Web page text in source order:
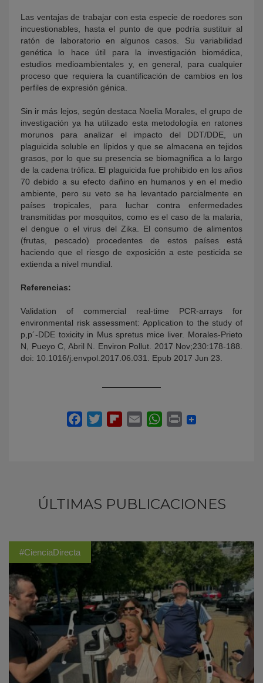
Las ventajas de trabajar con esta especie de roedores son
incuestionables, hasta el punto de que podría sustituir al
ratón de laboratorio en algunos casos. Su variabilidad
genética lo hace útil para la investigación biomédica,
estudios medioambientales y, en general, para cualquier
proceso que requiera la cuantificación de cambios en los
perfiles de expresión génica.
Sin ir más lejos, según destaca Noelia Morales, el grupo de
investigación ya ha utilizado esta metodología en ratones
morunos para analizar el impacto del DDT/DDE, un
plaguicida soluble en lípidos y que se almacena en tejidos
grasos, por lo que su presencia se biomagnifica a lo largo
de la cadena trófica. El plaguicida fue prohibido en los años
70 debido a su efecto dañino en humanos y en el medio
ambiente, pero su veto se ha levantado parcialmente en
países tropicales, para luchar contra enfermedades
transmitidas por mosquitos, como es el caso de la malaria,
el dengue o el virus del Zika. El consumo de alimentos
(frutas, pescado) procedentes de estos países está
haciendo que el riesgo de exposición a este pesticida se
extienda a nivel mundial.
Referencias:
Validation of commercial real-time PCR-arrays for
environmental risk assessment: Application to the study of
p,p´-DDE toxicity in Mus spretus mice liver. Morales-Prieto
N, Pueyo C, Abril N. Environ Pollut. 2017 Nov;230:178-188.
doi: 10.1016/j.envpol.2017.06.031. Epub 2017 Jun 23.
ÚLTIMAS PUBLICACIONES
#CienciaDirecta